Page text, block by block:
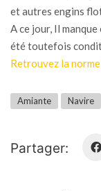
et autres engins
A ce jour, Il
été toutefois
Retrouvez la
Amiante Navire
Partager: